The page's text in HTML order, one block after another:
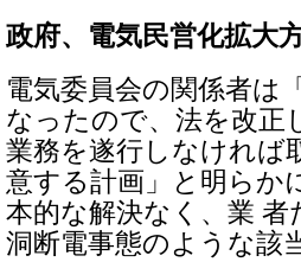
政府、電気民営化拡大
電気委員会の関係者は
なったので、法を改正
業務を遂行しなければ
意する計画」と明らか
本的な解決なく、業
洞断電事態のような該